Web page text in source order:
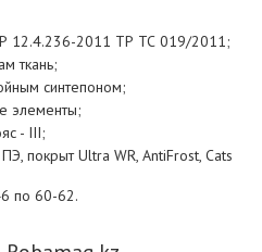
12.4.236-2011 ТР ТС 019/2011;
ткань;
синтепоном;
элементы;
- III;
покрыт Ultra WR, AntiFrost, Cats
по 60-62.